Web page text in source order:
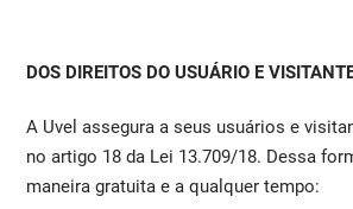
DOS DIREITOS DO USUÁRIO E
A Uvel assegura a seus usuários e
no artigo 18 da Lei 13.709/18. Dessa
maneira gratuita e a qualquer tempo: